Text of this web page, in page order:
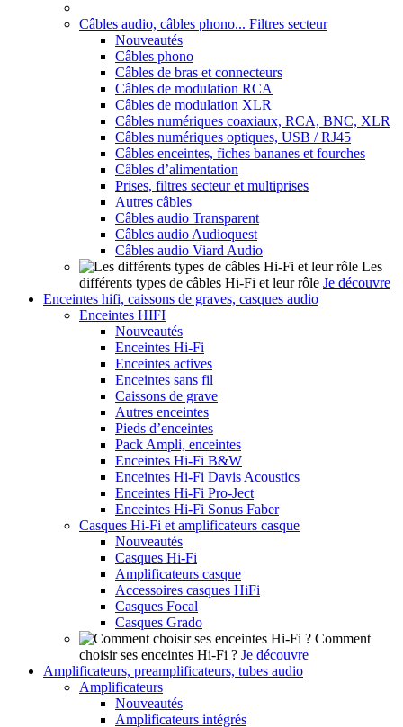
Câbles audio, câbles phono... Filtres secteur
Nouveautés
Câbles phono
Câbles de bras et connecteurs
Câbles de modulation RCA
Câbles de modulation XLR
Câbles numériques coaxiaux, RCA, BNC, XLR
Câbles numériques optiques, USB / RJ45
Câbles enceintes, fiches bananes et fourches
Câbles d’alimentation
Prises, filtres secteur et multiprises
Autres câbles
Câbles audio Transparent
Câbles audio Audioquest
Câbles audio Viard Audio
Les
différents types de câbles Hi-Fi et leur rôle Je découvre
Enceintes hifi, caissons de graves, casques audio
Enceintes HIFI
Nouveautés
Enceintes Hi-Fi
Enceintes actives
Enceintes sans fil
Caissons de grave
Autres enceintes
Pieds d’enceintes
Pack Ampli, enceintes
Enceintes Hi-Fi B&W
Enceintes Hi-Fi Davis Acoustics
Enceintes Hi-Fi Pro-Ject
Enceintes Hi-Fi Sonus Faber
Casques Hi-Fi et amplificateurs casque
Nouveautés
Casques Hi-Fi
Amplificateurs casque
Accessoires casques HiFi
Casques Focal
Casques Grado
Comment
choisir ses enceintes Hi-Fi ? Je découvre
Amplificateurs, preamplificateurs, tubes audio
Amplificateurs
Nouveautés
Amplificateurs intégrés